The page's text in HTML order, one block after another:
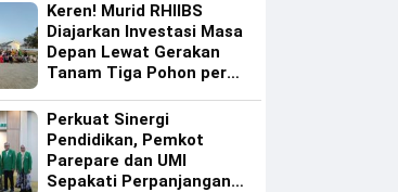
Keren! Murid RHIIBS
Diajarkan Investasi Masa
Depan Lewat Gerakan
Tanam Tiga Pohon per
Perkuat Sinergi
Pendidikan, Pemkot
Parepare dan UMI
Sepakati Perpanjangan